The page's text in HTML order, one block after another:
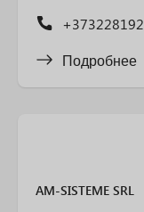
Подробнее
AM-SISTEME SRL